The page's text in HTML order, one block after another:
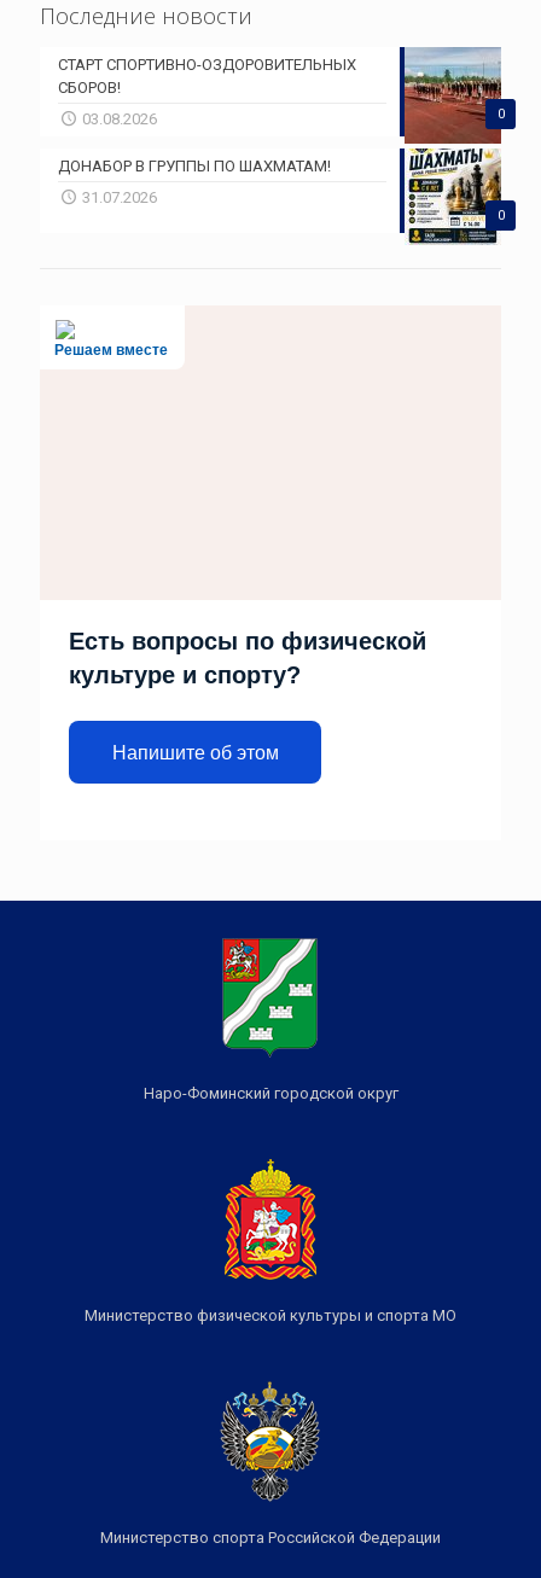
Последние новости
0
СТАРТ СПОРТИВНО-ОЗДОРОВИТЕЛЬНЫХ
СБОРОВ!
03.08.2026
0
ДОНАБОР В ГРУППЫ ПО ШАХМАТАМ!
31.07.2026
Решаем вместе
Есть вопросы по физической
культуре и спорту?
Напишите об этом
Наро-Фоминский городской округ
Министерство физической культуры и спорта МО
Министерство спорта Российской Федерации